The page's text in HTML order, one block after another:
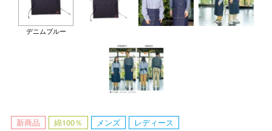
デニムブルー
新商品 綿100％ メンズ レディース